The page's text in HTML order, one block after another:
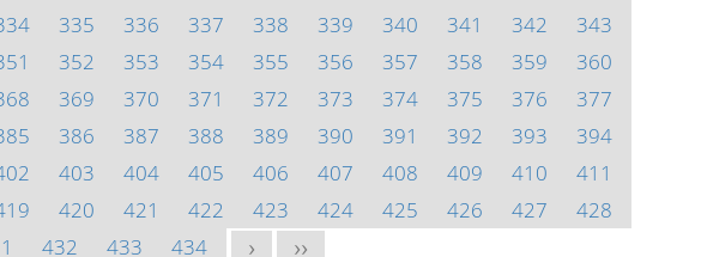
335 336 337 338 339 340 341 342
343
352 353 354 355 356 357 358 359
360
369 370 371 372 373 374 375 376
377
386 387 388 389 390 391 392 393
394
403 404 405 406 407 408 409 410
411
420 421 422 423 424 425 426 427
428
432 433 434 > >>